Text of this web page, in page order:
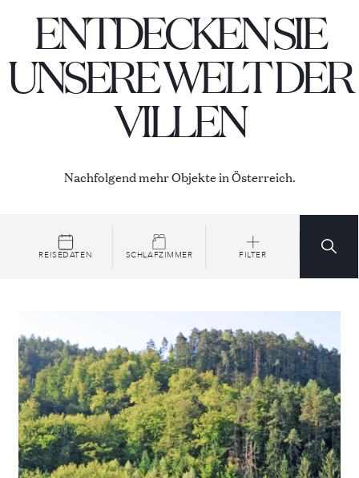
ENTDECKEN SIE
UNSERE WELT DER
VILLEN
Nachfolgend mehr Objekte in Österreich.
REISEDATEN SCHLAFZIMMER FILTER